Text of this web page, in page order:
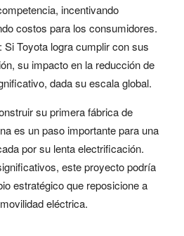
incentivando
costos para los consumidores.
Si Toyota logra cumplir con sus
su impacto en la reducción de
dada su escala global.
su primera fábrica de
es un paso importante para una
por su lenta electrificación.
este proyecto podría
estratégico que reposicione a
eléctrica.